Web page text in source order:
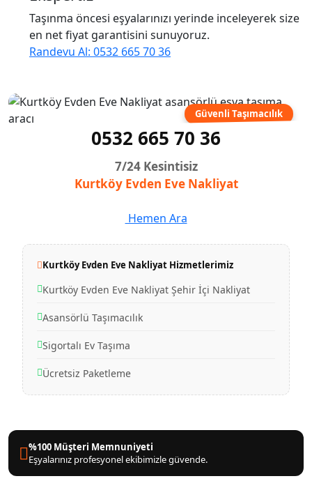
Taşınma öncesi eşyalarınızı yerinde inceleyerek size
en net fiyat garantisini sunuyoruz.
Randevu Al: 0532 665 70 36
Güvenli Taşımacılık
0532 665 70 36
7/24 Kesintisiz
Kurtköy Evden Eve Nakliyat
Hemen Ara
Kurtköy Evden Eve Nakliyat Hizmetlerimiz
Kurtköy Evden Eve Nakliyat Şehir İçi Nakliyat
Asansörlü Taşımacılık
Sigortalı Ev Taşıma
Ücretsiz Paketleme
%100 Müşteri Memnuniyeti
Eşyalarınız profesyonel ekibimizle güvende.